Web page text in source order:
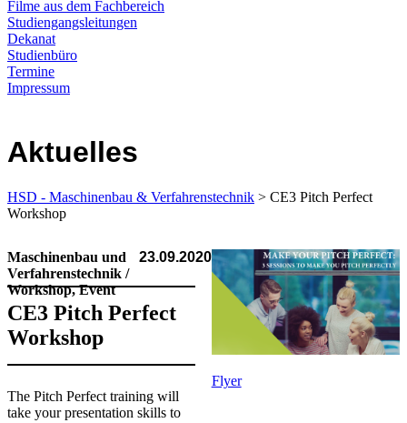
Filme aus dem Fachbereich
Studiengangsleitungen
Dekanat
Studienbüro
Termine
Impressum
Aktuelles
HSD - Maschinenbau & Verfahrenstechnik > CE3 Pitch Perfect
Workshop
Maschinenbau und
Verfahrenstechnik /
Workshop, Event
23.09.2020
CE3 Pitch Perfect
Workshop
The Pitch Perfect training will
take your presentation skills to
Flyer